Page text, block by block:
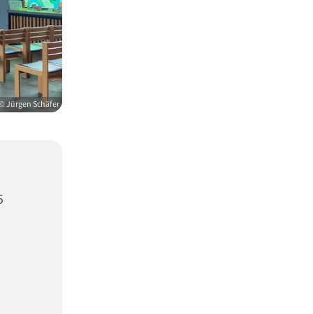
Jürgen Schäfer